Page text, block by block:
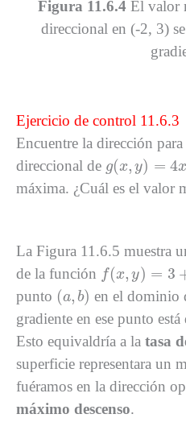
Figura 11.6.4 El valor
direccional en (-2, 3)
Ejercicio de control 11.6.3
Encuentre la dirección
direccional de g(x, y) = 4
( )= –
máxima. ¿Cuál es el valor
La Figura 11.6.5 muestra
de la función
f(x, y) = 3
f(x = sin x
punto (a, b)
( b) en el dominio
gradiente en ese punto
Esto equivaldría a la tasa
superficie representara un
fuéramos en la dirección
máximo descenso.